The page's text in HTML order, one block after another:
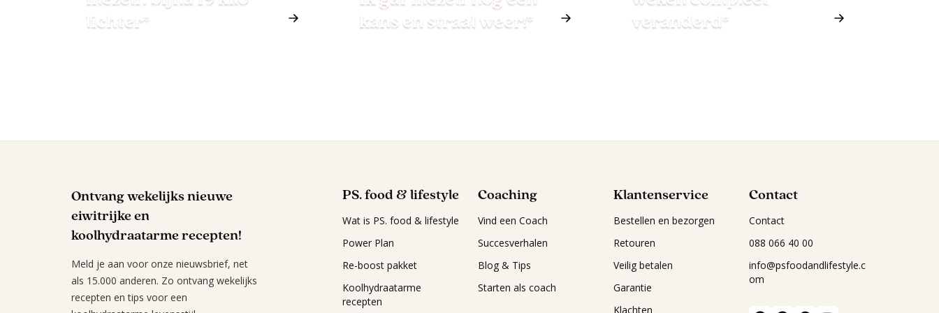
lichter*
kans en straal weer!*
veranderd*
Ontvang wekelijks nieuwe
eiwitrijke en
koolhydraatarme recepten!
Meld je aan voor onze nieuwsbrief, net
als 15.000 anderen. Zo ontvang wekelijks
recepten en tips voor een
PS. food & lifestyle
Wat is PS. food & lifestyle
Power Plan
Re-boost pakket
Koolhydraatarme
recepten
Coaching
Vind een Coach
Succesverhalen
Blog & Tips
Starten als coach
Klantenservice
Bestellen en bezorgen
Retouren
Veilig betalen
Garantie
Klachten
Contact
Contact
088 066 40 00
info@psfoodandlifestyle.c
om